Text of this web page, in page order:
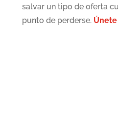
salvar un tipo de oferta
punto de perderse.